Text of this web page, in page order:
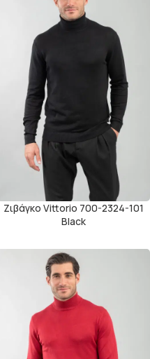
Ζιβάγκο Vittorio 700-2324-101
Black